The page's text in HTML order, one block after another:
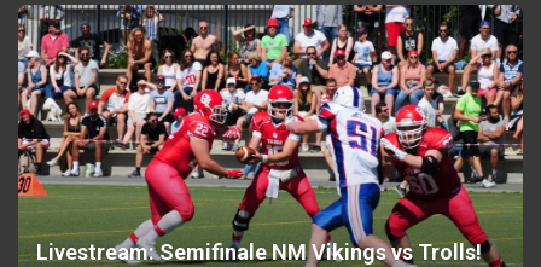
Livestream: Semifinale NM Vikings vs Trolls!